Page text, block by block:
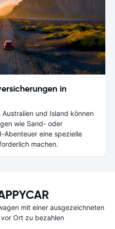
in
und Island können
wie Sand- oder
Abenteuer eine spezielle
machen.
mit einer ausgezeichneten
Ort zu bezahlen